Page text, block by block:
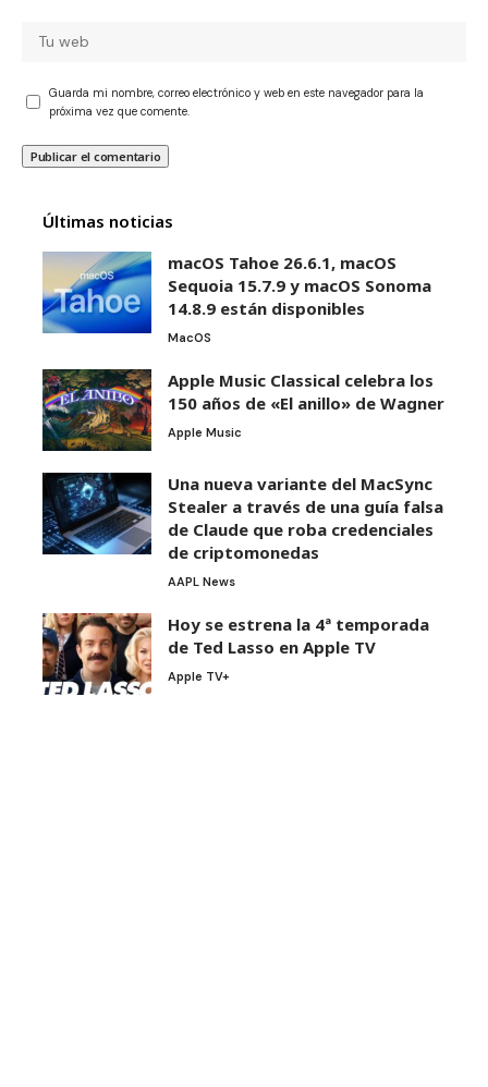
Guarda mi nombre, correo electrónico y web en este navegador para la
próxima vez que comente.
Últimas noticias
macOS Tahoe 26.6.1, macOS
Sequoia 15.7.9 y macOS Sonoma
14.8.9 están disponibles
MacOS
Apple Music Classical celebra los
150 años de «El anillo» de Wagner
Apple Music
Una nueva variante del MacSync
Stealer a través de una guía falsa
de Claude que roba credenciales
de criptomonedas
AAPL News
Hoy se estrena la 4ª temporada
de Ted Lasso en Apple TV
Apple TV+